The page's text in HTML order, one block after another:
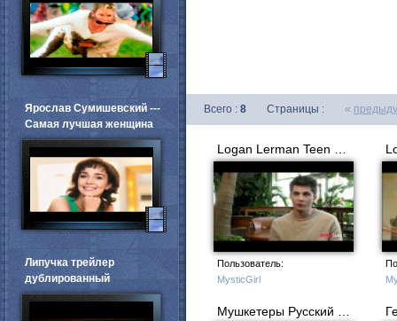
Всего : 8 Страницы : «
Пользователь:
MysticGirl
Ярослав Сумишевский ---
Самая лучшая женщина
Липучка трейлер
дублированный